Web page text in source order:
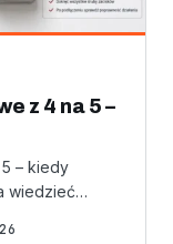
z 4 na 5 –
– kiedy
wiedzieć…